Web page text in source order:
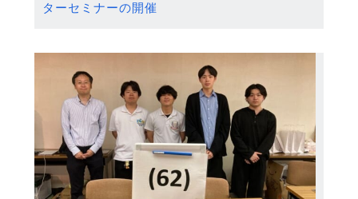
ターセミナーの開催